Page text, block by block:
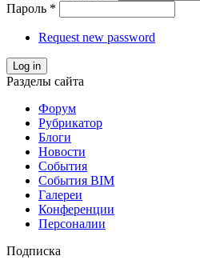
Пароль *
Request new password
Log in
Разделы сайта
Форум
Рубрикатор
Блоги
Новости
События
События BIM
Галереи
Конференции
Персоналии
Подписка